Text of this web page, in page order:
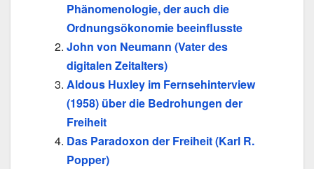
Phänomenologie, der auch die
Ordnungsökonomie beeinflusste
John von Neumann (Vater des
digitalen Zeitalters)
Aldous Huxley im Fernsehinterview
(1958) über die Bedrohungen der
Freiheit
Das Paradoxon der Freiheit (Karl R.
Popper)